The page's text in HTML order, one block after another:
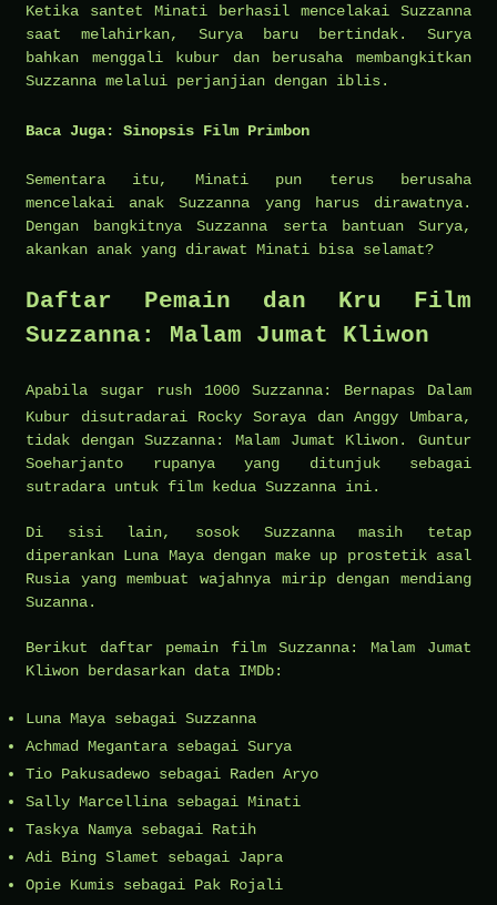
Ketika santet Minati berhasil mencelakai Suzzanna
saat melahirkan, Surya baru bertindak. Surya
bahkan menggali kubur dan berusaha membangkitkan
Suzzanna melalui perjanjian dengan iblis.
Baca Juga: Sinopsis Film Primbon
Sementara itu, Minati pun terus berusaha
mencelakai anak Suzzanna yang harus dirawatnya.
Dengan bangkitnya Suzzanna serta bantuan Surya,
akankan anak yang dirawat Minati bisa selamat?
Daftar Pemain dan Kru Film
Suzzanna: Malam Jumat Kliwon
Apabila sugar rush 1000 Suzzanna: Bernapas Dalam
Kubur disutradarai Rocky Soraya dan Anggy Umbara,
tidak dengan Suzzanna: Malam Jumat Kliwon. Guntur
Soeharjanto rupanya yang ditunjuk sebagai
sutradara untuk film kedua Suzzanna ini.
Di sisi lain, sosok Suzzanna masih tetap
diperankan Luna Maya dengan make up prostetik asal
Rusia yang membuat wajahnya mirip dengan mendiang
Suzanna.
Berikut daftar pemain film Suzzanna: Malam Jumat
Kliwon berdasarkan data IMDb:
Luna Maya sebagai Suzzanna
Achmad Megantara sebagai Surya
Tio Pakusadewo sebagai Raden Aryo
Sally Marcellina sebagai Minati
Taskya Namya sebagai Ratih
Adi Bing Slamet sebagai Japra
Opie Kumis sebagai Pak Rojali